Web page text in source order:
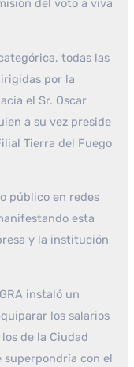
del voto a viva
todas las
por la
el Sr. Oscar
a su vez preside
Tierra del Fuego
público en redes
esta
y la institución
instaló un
los salarios
de la Ciudad
superpondría con el